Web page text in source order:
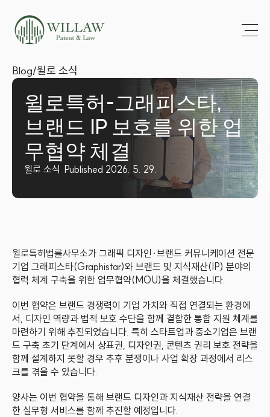
Blog/윌로 소식
윌로특허-그래피스타,
브랜드 IP 보호를 위한 업
무협약 체결
윌로 소식 Published 2026. 5. 29.
윌로특허법률사무소가 그래픽 디자인·브랜드 커뮤니케이션 전문
기업 그래피스타(Graphistar)와 브랜드 및 지식재산(IP) 분야의
협력 체계 구축을 위한 업무협약(MOU)을 체결했습니다.
이번 협약은 브랜드 경쟁력이 기업 가치와 직접 연결되는 환경에
서, 디자인 역량과 법적 보호 수단을 함께 결합한 통합 지원 체계를
마련하기 위해 추진되었습니다. 특히 스타트업과 중소기업은 브랜
드 구축 초기 단계에서 상표권, 디자인권, 콘텐츠 권리 보호 전략을
함께 설계하지 못할 경우 추후 분쟁이나 사업 확장 과정에서 리스
크를 겪을 수 있습니다.
양사는 이번 협약을 통해 브랜드 디자인과 지식재산 전략을 연결
한 실무형 서비스를 함께 추진할 예정입니다.